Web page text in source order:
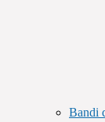
Bandi